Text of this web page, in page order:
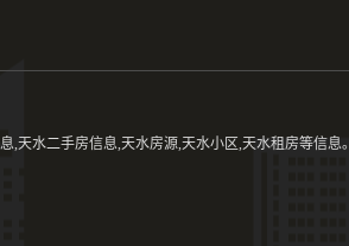
天水二手房信息,天水房源,天水小区,天水租房等信息。